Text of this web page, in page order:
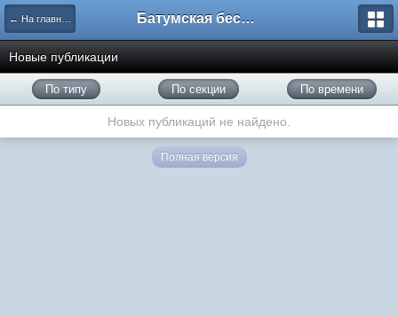
← На главную Батумская беседка
Новые публикации
По типу По секции По времени
Новых публикаций не найдено.
Полная версия